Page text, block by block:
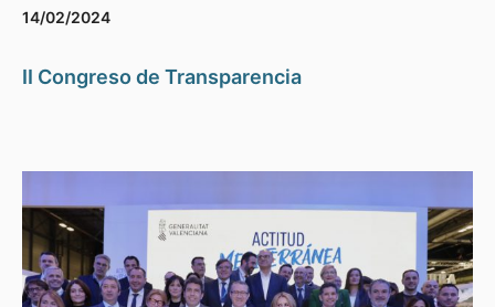
14/02/2024
II Congreso de Transparencia